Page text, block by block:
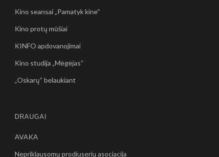
Kino seansai „Pamatyk kine“
Kino protų mūšiai
KINFO apdovanojimai
Kino studija „Mėgėjas“
„Oskarų“ belaukiant
DRAUGAI
AVAKA
Nepriklausomų prodiuserių asociacija